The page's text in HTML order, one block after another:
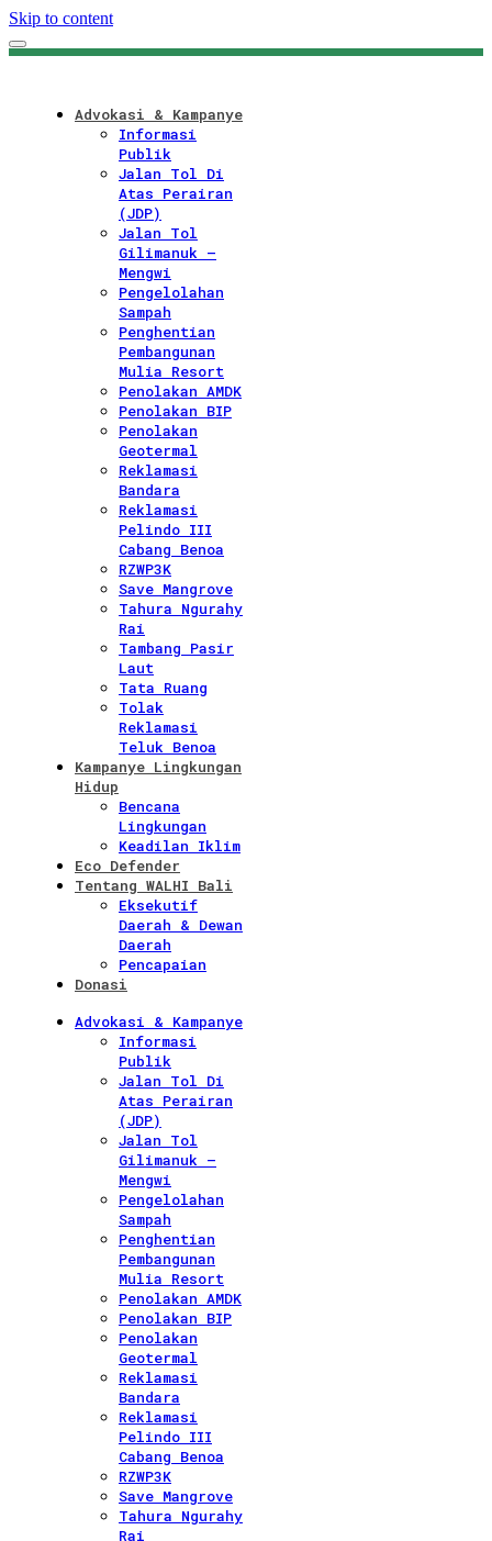
Skip to content
Advokasi & Kampanye
Informasi
Publik
Jalan Tol Di
Atas Perairan
(JDP)
Jalan Tol
Gilimanuk –
Mengwi
Pengelolahan
Sampah
Penghentian
Pembangunan
Mulia Resort
Penolakan AMDK
Penolakan BIP
Penolakan
Geotermal
Reklamasi
Bandara
Reklamasi
Pelindo III
Cabang Benoa
RZWP3K
Save Mangrove
Tahura Ngurahy
Rai
Tambang Pasir
Laut
Tata Ruang
Tolak
Reklamasi
Teluk Benoa
Kampanye Lingkungan
Hidup
Bencana
Lingkungan
Keadilan Iklim
Eco Defender
Tentang WALHI Bali
Eksekutif
Daerah & Dewan
Daerah
Pencapaian
Donasi
Advokasi & Kampanye
Informasi
Publik
Jalan Tol Di
Atas Perairan
(JDP)
Jalan Tol
Gilimanuk –
Mengwi
Pengelolahan
Sampah
Penghentian
Pembangunan
Mulia Resort
Penolakan AMDK
Penolakan BIP
Penolakan
Geotermal
Reklamasi
Bandara
Reklamasi
Pelindo III
Cabang Benoa
RZWP3K
Save Mangrove
Tahura Ngurahy
Rai